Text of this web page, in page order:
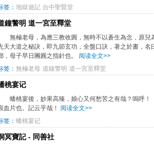
签： 地獄遊記 台中聖賢堂
鐘警明 道一宮至釋堂
無極老母，為應三教收圓，無時不以蒼生為念，原
天大道之秘訣，即九節玄功，全盤口訣，著之於書，
，母子早日團圓之指針也。 阅读全文>>
签： 無極老母 道鐘警明 道一宮至釋堂
桃宴记
蟠桃宴後，妙果高臻，娘心又何愁苦之有哉？嗚呼
血片也。記云乎哉！ 阅读全文>>
签： 蟠桃宴记
冥寶記 - 同善社